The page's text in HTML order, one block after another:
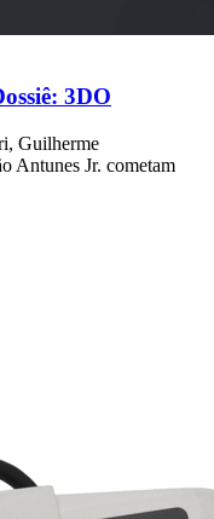
3DO
Guilherme
Antunes Jr. cometam